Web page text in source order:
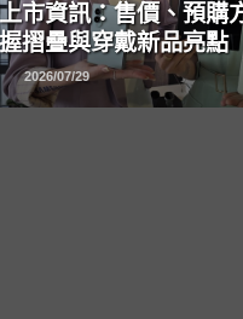
市資訊：售價、預購
摺疊與穿戴新品亮點
2026/07/29